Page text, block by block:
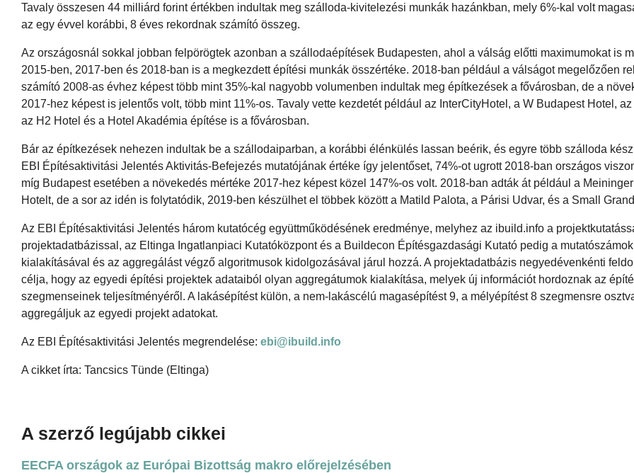
Tavaly összesen 44 milliárd forint értékben indultak meg szálloda-kivitelezési munkák hazánkban, mely 6%-kal volt
az egy évvel korábbi, 8 éves rekordnak számító összeg.
Az országosnál sokkal jobban felpörögtek azonban a szállodaépítések Budapesten, ahol a válság előtti maximumokat is
2015-ben, 2017-ben és 2018-ban is a megkezdett építési munkák összértéke. 2018-ban például a válságot megelőzően
számító 2008-as évhez képest több mint 35%-kal nagyobb volumenben indultak meg építkezések a fővárosban, de a
2017-hez képest is jelentős volt, több mint 11%-os. Tavaly vette kezdetét például az InterCityHotel, a W Budapest Hotel,
az H2 Hotel és a Hotel Akadémia építése is a fővárosban.
Bár az építkezések nehezen indultak be a szállodaiparban, a korábbi élénkülés lassan beérik, és egyre több szálloda
EBI Építésaktivitási Jelentés Aktivitás-Befejezés mutatójának értéke így jelentőset, 74%-ot ugrott 2018-ban országos
míg Budapest esetében a növekedés mértéke 2017-hez képest közel 147%-os volt. 2018-ban adták át például a
Hotelt, de a sor az idén is folytatódik, 2019-ben készülhet el többek között a Matild Palota, a Párisi Udvar, és a Small
Az EBI Építésaktivitási Jelentés három kutatócég együttműködésének eredménye, melyhez az ibuild.info a
projektadatbázissal, az Eltinga Ingatlanpiaci Kutatóközpont és a Buildecon Építésgazdasági Kutató pedig a mutatószámok
kialakításával és az aggregálást végző algoritmusok kidolgozásával járul hozzá. A projektadatbázis negyedévenkénti
célja, hogy az egyedi építési projektek adataiból olyan aggregátumok kialakítása, melyek új információt hordoznak az
szegmenseinek teljesítményéről. A lakásépítést külön, a nem-lakáscélú magasépítést 9, a mélyépítést 8 szegmensre
aggregáljuk az egyedi projekt adatokat.
Az EBI Építésaktivitási Jelentés megrendelése: ebi@ibuild.info
A cikket írta: Tancsics Tünde (Eltinga)
A szerző legújabb cikkei
EECFA országok az Európai Bizottság makro előrejelzésében